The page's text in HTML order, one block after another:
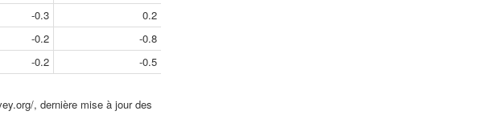
-0.3
0.2
-0.2
-0.8
-0.2
-0.5
, dernière mise à jour des